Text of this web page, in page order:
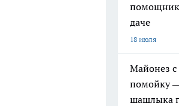
даче
18 июля
Майонез
помойку
шашлыка